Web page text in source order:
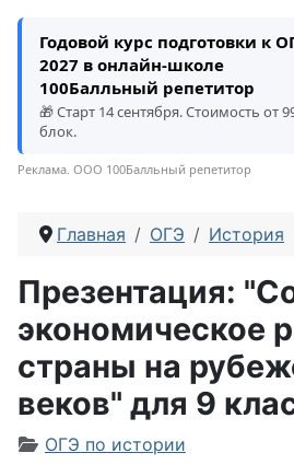
Годовой курс подготовки к
2027 в онлайн-школе
100Балльный репетитор
🎁 Старт 14 сентября. Стоимость от
блок.
Реклама. ООО 100Балльный репетитор
Главная ОГЭ История
Презентация:
экономическое
страны на
веков" для 9
Информация о материале
ОГЭ по истории